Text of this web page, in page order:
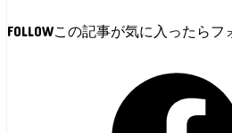
FOLLOW